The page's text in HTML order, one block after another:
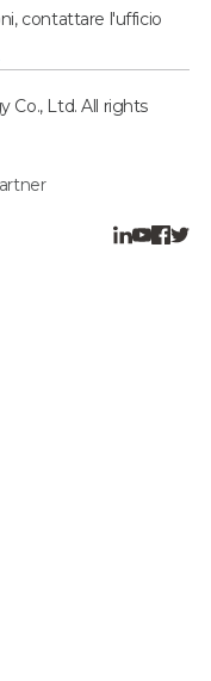
contattare l'ufficio
Co., Ltd. All rights